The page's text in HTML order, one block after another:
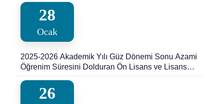
28
Ocak
2025-2026 Akademik Yılı Güz Dönemi Sonu Azami
Öğrenim Süresini Dolduran Ön Lisans ve Lisans
Duyurusu
26